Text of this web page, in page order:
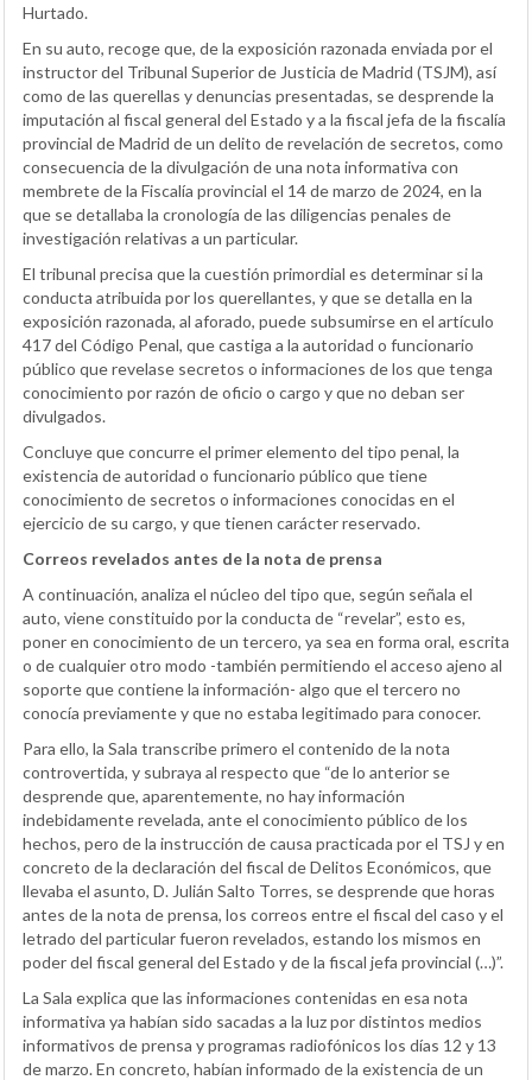
Hurtado.
En su auto, recoge que, de la exposición razonada enviada por el
instructor del Tribunal Superior de Justicia de Madrid (TSJM), así
como de las querellas y denuncias presentadas, se desprende la
imputación al fiscal general del Estado y a la fiscal jefa de la fiscalía
provincial de Madrid de un delito de revelación de secretos, como
consecuencia de la divulgación de una nota informativa con
membrete de la Fiscalía provincial el 14 de marzo de 2024, en la
que se detallaba la cronología de las diligencias penales de
investigación relativas a un particular.
El tribunal precisa que la cuestión primordial es determinar si la
conducta atribuida por los querellantes, y que se detalla en la
exposición razonada, al aforado, puede subsumirse en el artículo
417 del Código Penal, que castiga a la autoridad o funcionario
público que revelase secretos o informaciones de los que tenga
conocimiento por razón de oficio o cargo y que no deban ser
divulgados.
Concluye que concurre el primer elemento del tipo penal, la
existencia de autoridad o funcionario público que tiene
conocimiento de secretos o informaciones conocidas en el
ejercicio de su cargo, y que tienen carácter reservado.
Correos revelados antes de la nota de prensa
A continuación, analiza el núcleo del tipo que, según señala el
auto, viene constituido por la conducta de “revelar”, esto es,
poner en conocimiento de un tercero, ya sea en forma oral, escrita
o de cualquier otro modo -también permitiendo el acceso ajeno al
soporte que contiene la información- algo que el tercero no
conocía previamente y que no estaba legitimado para conocer.
Para ello, la Sala transcribe primero el contenido de la nota
controvertida, y subraya al respecto que “de lo anterior se
desprende que, aparentemente, no hay información
indebidamente revelada, ante el conocimiento público de los
hechos, pero de la instrucción de causa practicada por el TSJ y en
concreto de la declaración del fiscal de Delitos Económicos, que
llevaba el asunto, D. Julián Salto Torres, se desprende que horas
antes de la nota de prensa, los correos entre el fiscal del caso y el
letrado del particular fueron revelados, estando los mismos en
poder del fiscal general del Estado y de la fiscal jefa provincial (…)”.
La Sala explica que las informaciones contenidas en esa nota
informativa ya habían sido sacadas a la luz por distintos medios
informativos de prensa y programas radiofónicos los días 12 y 13
de marzo. En concreto, habían informado de la existencia de un